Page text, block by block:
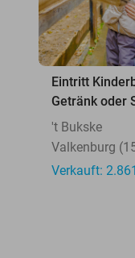
Eintritt
Getränk oder
't Bukske
Valkenburg
Verkauft: 2.861